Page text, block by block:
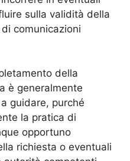
sulla validità della
comunicazioni
della
è generalmente
guidare, purché
la pratica di
opportuno
richiesta o eventuali